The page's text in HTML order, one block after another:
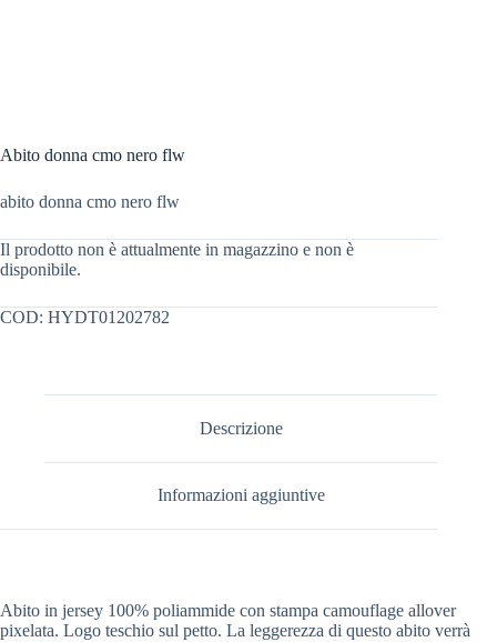
Abito donna cmo nero flw
abito donna cmo nero flw
Il prodotto non è attualmente in magazzino e non è
disponibile.
COD: HYDT01202782
Descrizione
Informazioni aggiuntive
Abito in jersey 100% poliammide con stampa camouflage allover
pixelata. Logo teschio sul petto. La leggerezza di questo abito verrà